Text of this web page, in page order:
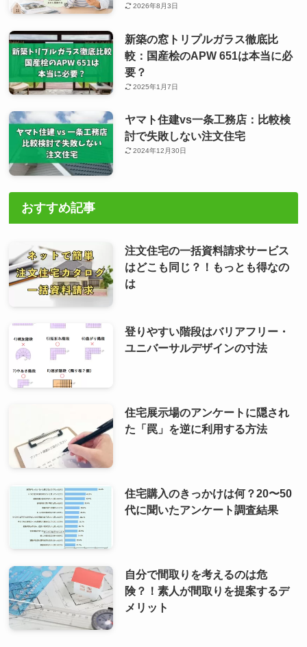
2026年8月3日
新築の窓トリプルガラス徹底比
較：国産桧のAPW 651は本当に必
要？
2025年1月7日
ヤマト住建vs一条工務店：比較検
討で失敗しない注文住宅
2024年12月30日
おすすめ記事
注文住宅の一括資料請求サービス
はどこも同じ？！もっとも得なの
は
登りやすい階段はバリアフリー・
ユニバーサルデザインの寸法
住宅展示場のアンケートに隠され
た「罠」を逆に利用する方法
住宅購入のきっかけは何？20〜50
代に聞いたアンケート調査結果
自分で間取りを考えるのは危
険？！素人が間取りを提案するデ
メリット